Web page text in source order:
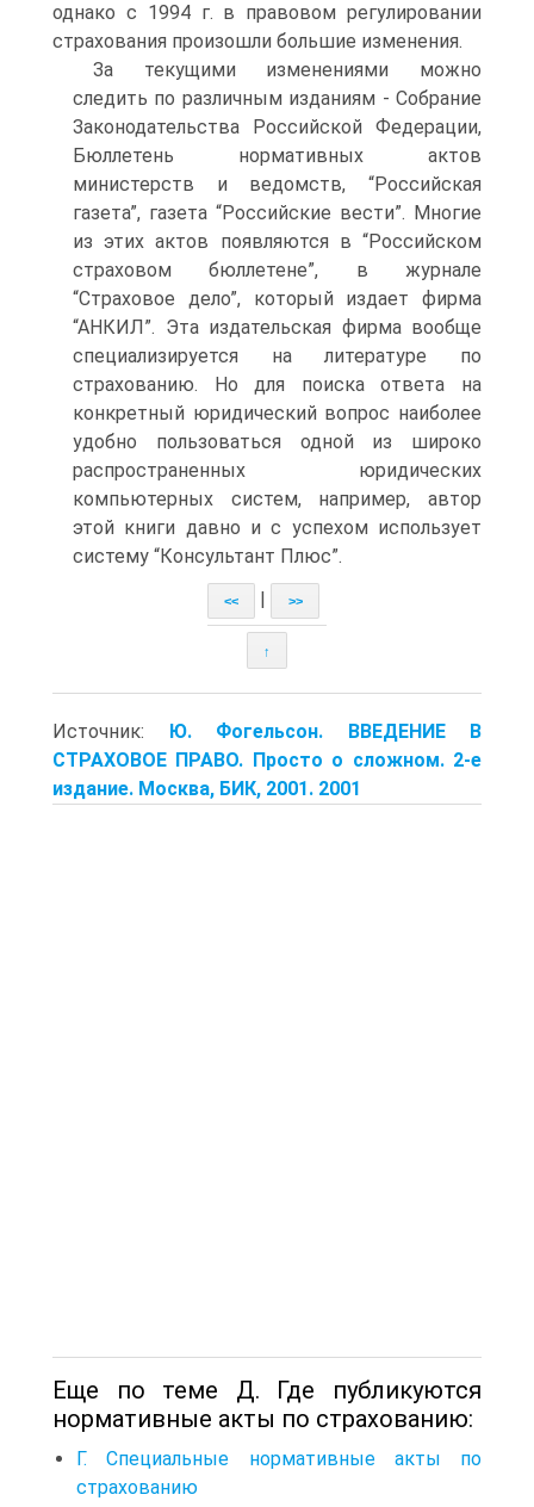
однако с 1994 г. в правовом регулировании
страхования произошли большие изменения.
За текущими изменениями можно
следить по различным изданиям - Собрание
Законодательства Российской Федерации,
Бюллетень нормативных актов
министерств и ведомств, “Российская
газета”, газета “Российские вести”. Многие
из этих актов появляются в “Российском
страховом бюллетене”, в журнале
“Страховое дело”, который издает фирма
“АНКИЛ”. Эта издательская фирма вообще
специализируется на литературе по
страхованию. Но для поиска ответа на
конкретный юридический вопрос наиболее
удобно пользоваться одной из широко
распространенных юридических
компьютерных систем, например, автор
этой книги давно и с успехом использует
систему “Консультант Плюс”.
<< >>
↑
Источник: Ю. Фогельсон. ВВЕДЕНИЕ В
СТРАХОВОЕ ПРАВО. Просто о сложном. 2-е
издание. Москва, БИК, 2001. 2001
Еще по теме Д. Где публикуются
нормативные акты по страхованию:
Г. Специальные нормативные акты по
страхованию